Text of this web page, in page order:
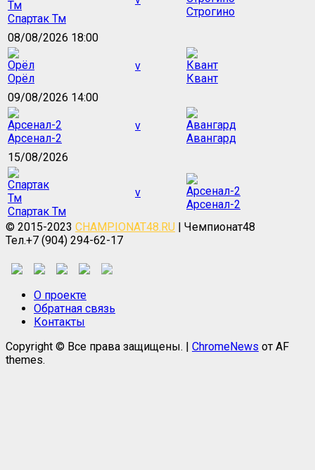
Спартак Тм
Строгино
08/08/2026 18:00
Орёл
v
Квант
09/08/2026 14:00
Арсенал-2
v
Авангард
15/08/2026
Спартак Тм
v
Арсенал-2
© 2015-2023 CHAMPIONAT48.RU | Чемпионат48
Тел.+7 (904) 294-62-17
О проекте
Обратная связь
Контакты
Copyright © Все права защищены. | ChromeNews от AF
themes.